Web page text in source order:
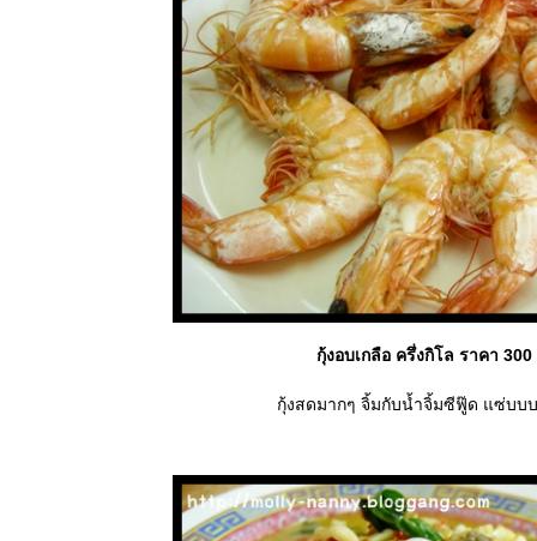
กุ้งอบเกลือ ครึ่งกิโล ราคา
กุ้งสดมากๆ จิ้มกับน้ำจิ้มซีฟู๊ด แซ่บบ